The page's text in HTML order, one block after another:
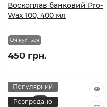
Воскоплав банковий Pro-
Wax 100, 400 мл
Очікується
450 грн.
Популярний
Розпродано